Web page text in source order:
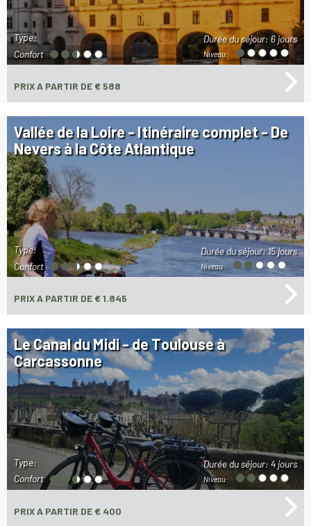
Durée du séjour: 6 jours
Niveau:
Type:
Confort
PRIXA PARTIR DE € 588
Vallée de la Loire - Itinéraire complet - De
Nevers à la Côte Atlantique
Durée du séjour:15 jours
Niveau:
Type:
Confort
PRIXA PARTIR DE € 1.845
Le Canal du Midi - de Toulouse à
Carcassonne
Durée du séjour:4 jours
Niveau:
Type:
Confort
PRIXA PARTIR DE € 400